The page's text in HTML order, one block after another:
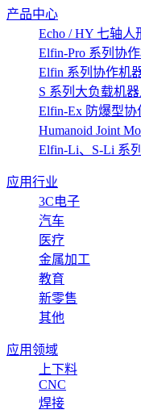
产品中心
Echo / HY 七轴人
Elfin-Pro 系列协
Elfin 系列协作机
S 系列大负载机器
Elfin-Ex 防爆型协
Humanoid Joint
Elfin-Li、S-Li 系
应用行业
3C电子
汽车
医疗
金属加工
教育
新零售
其他
应用领域
上下料
CNC
焊接